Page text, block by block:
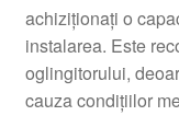
achiziționați o
instalarea. Este
oglingitorului,
cauza condițiilor